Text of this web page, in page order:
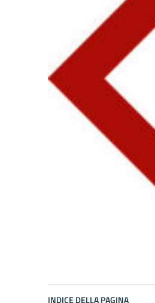
INDICE DELLA PAGINA